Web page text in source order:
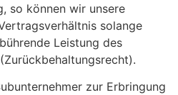
so können wir unsere
solange
Leistung des
zur Erbringung